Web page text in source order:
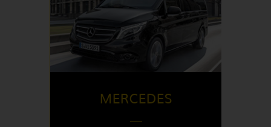
DISPONIBLE EN
Italy
MERCEDES